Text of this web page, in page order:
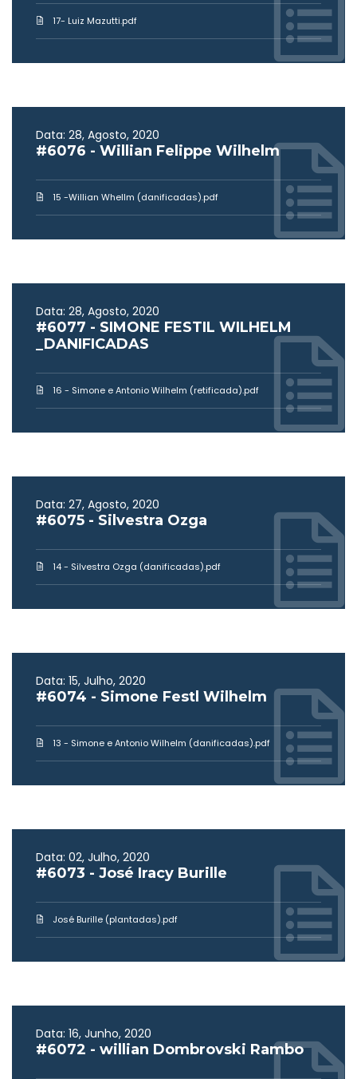
17- Luiz Mazutti.pdf
Data: 28, Agosto, 2020
#6076 - Willian Felippe Wilhelm
15 -Willian Whellm (danificadas).pdf
Data: 28, Agosto, 2020
#6077 - SIMONE FESTIL WILHELM
_DANIFICADAS
16 - Simone e Antonio Wilhelm (retificada).pdf
Data: 27, Agosto, 2020
#6075 - Silvestra Ozga
14 - Silvestra Ozga (danificadas).pdf
Data: 15, Julho, 2020
#6074 - Simone Festl Wilhelm
13 - Simone e Antonio Wilhelm (danificadas).pdf
Data: 02, Julho, 2020
#6073 - José Iracy Burille
José Burille (plantadas).pdf
Data: 16, Junho, 2020
#6072 - willian Dombrovski Rambo